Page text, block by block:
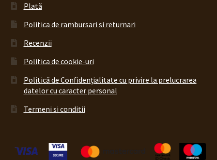
Plată
Politica de rambursari si returnari
Recenzii
Politica de cookie-uri
Politică de Confidențialitate cu privire la prelucrarea
datelor cu caracter personal
Termeni si conditii